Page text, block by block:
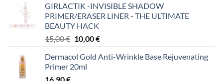
GIRLACTIK -INVISIBLE SHADOW
PRIMER/ERASER LINER - THE ULTIMATE
BEAUTY HACK
15,00€ Original
was:
15,00 €.
10,00€Η
τιμή
Dermacol Gold Anti-Wrinkle Base Rejuvenating
Primer 20ml